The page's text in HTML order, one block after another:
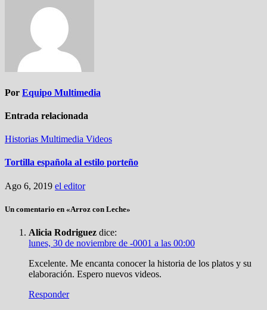
entradas
Por Equipo Multimedia
Entrada relacionada
Historias Multimedia Videos
Tortilla española al estilo porteño
Ago 6, 2019 el editor
Un comentario en «Arroz con Leche»
Alicia Rodriguez dice:
lunes, 30 de noviembre de -0001 a las 00:00
Excelente. Me encanta conocer la historia de los platos y su
elaboración. Espero nuevos videos.
Responder